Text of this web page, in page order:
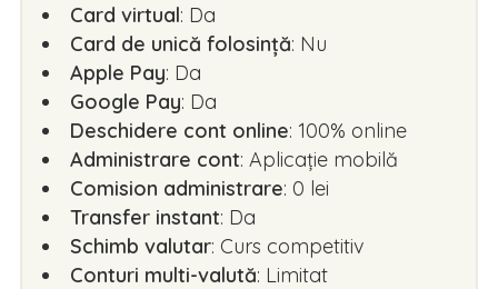
Card virtual: Da
Card de unică folosință: Nu
Apple Pay: Da
Google Pay: Da
Deschidere cont online: 100% online
Administrare cont: Aplicație mobilă
Comision administrare: 0 lei
Transfer instant: Da
Schimb valutar: Curs competitiv
Conturi multi-valută: Limitat